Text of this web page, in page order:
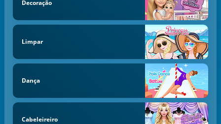
Decoração
Limpar
Dança
Cabeleireiro